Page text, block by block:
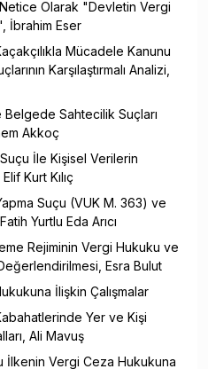
Netice Olarak "Devletin Vergi
İbrahim Eser
Mücadele Kanunu
Karşılaştırmalı Analizi,
Belgede Sahtecilik Suçları
Akkoç
İle Kişisel Verilerin
Kurt Kılıç
Suçu (VUK M. 363) ve
Yurtlu Eda Arıcı
Rejiminin Vergi Hukuku ve
Esra Bulut
İlişkin Çalışmalar
Yer ve Kişi
Ali Mavuş
İlkenin Vergi Ceza Hukukuna